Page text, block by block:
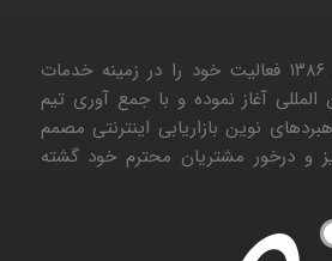
نوین وب ساز از سال ۱۳۸۶ فعالیت خود را در زمینه خدمات
آغاز نموده و با جمع آوری تیم
نوین بازاریابی اینترنتی مصمم
و درخور مشتریان محترم خود گشته